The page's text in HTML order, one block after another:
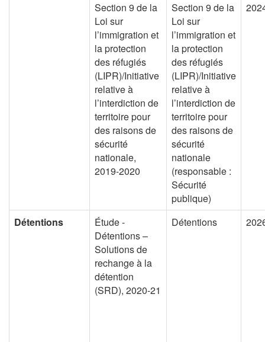
Section 9 de la
Loi sur
l’immigration et
la protection
des réfugiés
(LIPR)/Initiative
relative à
l’interdiction de
territoire pour
des raisons de
sécurité
nationale,
2019-2020
Section 9 de la
Loi sur
l’immigration et
la protection
des réfugiés
(LIPR)/Initiative
relative à
l’interdiction de
territoire pour
des raisons de
sécurité
nationale
(responsable :
Sécurité
publique)
Détentions
Étude -
Détentions –
Solutions de
rechange à la
détention
(SRD), 2020-21
Détentions